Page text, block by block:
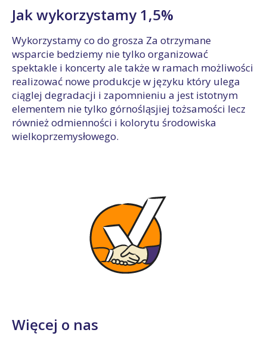
Jak wykorzystamy 1,5%
Wykorzystamy co do grosza Za otrzymane
wsparcie bedziemy nie tylko organizować
spektakle i koncerty ale także w ramach możliwości
realizować nowe produkcje w języku który ulega
ciąglej degradacji i zapomnieniu a jest istotnym
elementem nie tylko górnośląsjiej tożsamości lecz
również odmienności i kolorytu środowiska
wielkoprzemysłowego.
Więcej o nas